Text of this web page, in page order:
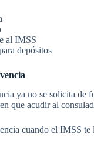
al IMSS
depósitos
ya no se solicita de
que acudir al
cuando el IMSS